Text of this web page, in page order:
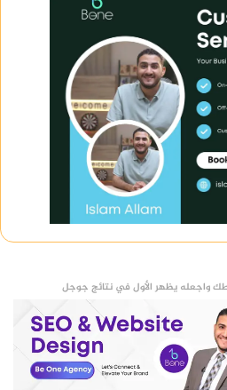
واجعله يظهر الأول في نتائج جوجل